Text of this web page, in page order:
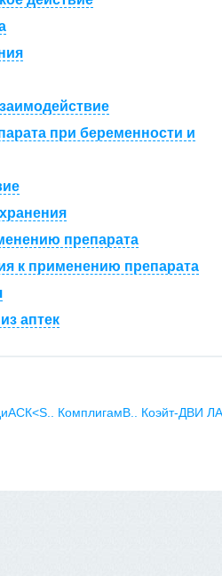
при беременности и
препарата
к применению препарата
аптек
КомплигамВ.. Коэйт-ДВИ